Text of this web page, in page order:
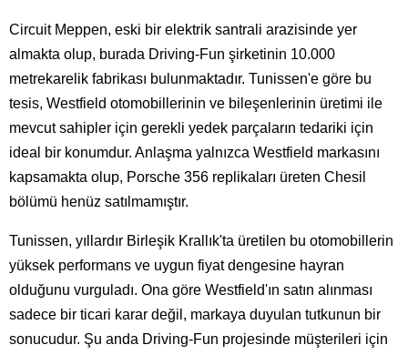
Circuit Meppen, eski bir elektrik santrali arazisinde yer
almakta olup, burada Driving-Fun şirketinin 10.000
metrekarelik fabrikası bulunmaktadır. Tunissen'e göre bu
tesis, Westfield otomobillerinin ve bileşenlerinin üretimi ile
mevcut sahipler için gerekli yedek parçaların tedariki için
ideal bir konumdur. Anlaşma yalnızca Westfield markasını
kapsamakta olup, Porsche 356 replikaları üreten Chesil
bölümü henüz satılmamıştır.
Tunissen, yıllardır Birleşik Krallık'ta üretilen bu otomobillerin
yüksek performans ve uygun fiyat dengesine hayran
olduğunu vurguladı. Ona göre Westfield'ın satın alınması
sadece bir ticari karar değil, markaya duyulan tutkunun bir
sonucudur. Şu anda Driving-Fun projesinde müşterileri için